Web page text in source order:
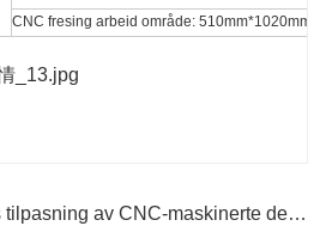
CNC fresing arbeid område:
Tidligere : Høykvalitets tilpasning av CNC-maskinerte deler